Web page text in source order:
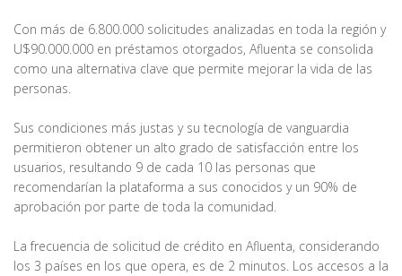
Con más de 6.800.000 solicitudes analizadas en toda la región y
U$90.000.000 en préstamos otorgados, Afluenta se consolida
como una alternativa clave que permite mejorar la vida de las
personas.
Sus condiciones más justas y su tecnología de vanguardia
permitieron obtener un alto grado de satisfacción entre los
usuarios, resultando 9 de cada 10 las personas que
recomendarían la plataforma a sus conocidos y un 90% de
aprobación por parte de toda la comunidad.
La frecuencia de solicitud de crédito en Afluenta, considerando
los 3 países en los que opera, es de 2 minutos. Los accesos a la